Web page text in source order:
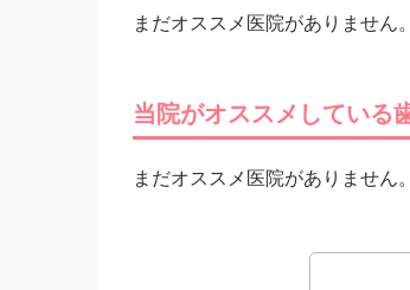
まだオススメ医院がありません。
当院がオススメしている
まだオススメ医院がありません。